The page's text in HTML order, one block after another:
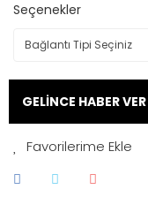
Seçenekler
GELİNCE HABER VER